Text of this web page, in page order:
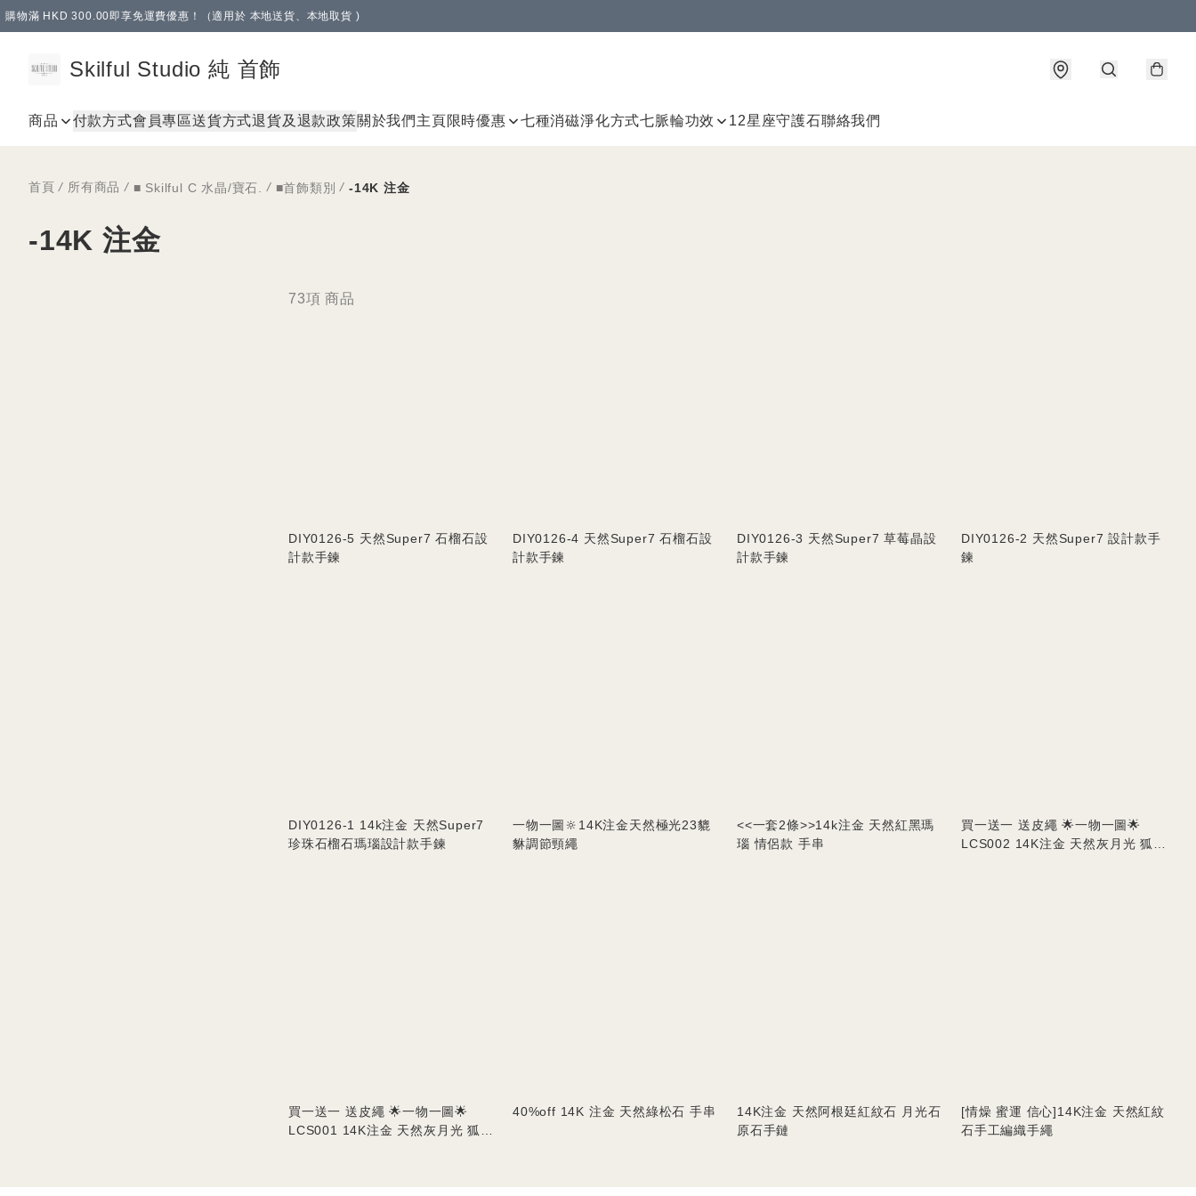
購物滿 HKD 300.00即享免運費優惠！（適用於 本地送貨、本地取貨 )
Skilful Studio 純 首飾
商品 付款方式會員專區送貨方式退貨及退款政策關於我們 主頁限時優惠 七種消磁淨化方式七脈輪功效 12星座守護石聯絡我們
首頁 / 所有商品 / ■ Skilful C 水晶/寶石. / ■首飾類別 / -14K 注金
-14K 注金
73項 商品
DIY0126-5 天然Super7 石榴石設
計款手鍊
DIY0126-4 天然Super7 石榴石設
計款手鍊
DIY0126-3 天然Super7 草莓晶設
計款手鍊
DIY0126-2 天然Super7 設計款手
鍊
DIY0126-1 14k注金 天然Super7
珍珠石榴石瑪瑙設計款手鍊
一物一圖🔆14K注金天然極光23貔
貅調節頸繩
<<一套2條>>14k注金 天然紅黑瑪
瑙 情侶款 手串
買一送一 送皮繩 🌟一物一圖🌟
LCS002 14K注金 天然灰月光 狐狸
買一送一 送皮繩 🌟一物一圖🌟
LCS001 14K注金 天然灰月光 狐狸
40%off 14K 注金 天然綠松石 手串
14K注金 天然阿根廷紅紋石 月光石
原石手鏈
[情燥 蜜運 信心]14K注金 天然紅紋
石手工編織手繩